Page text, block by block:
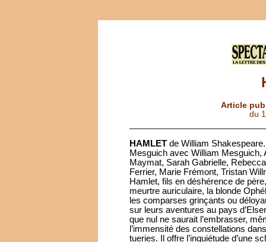
Article
du
HAMLET de William
Mesguich avec William Mesguich,
Maymat, Sarah Gabrielle,
Ferrier, Marie Frémont, Tristan
Hamlet, fils en déshérence de
meurtre auriculaire, la blonde
les comparses grinçants ou
sur leurs aventures au pays
que nul ne saurait l’embrasser,
l’immensité des constellations
tueries. Il offre l’inquiétude d’une